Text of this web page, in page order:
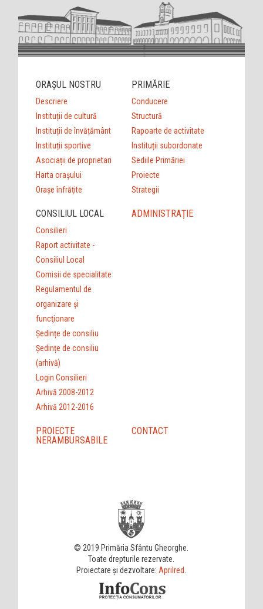
ORAȘUL NOSTRU
Descriere
Instituții de cultură
Instituții de învățământ
Instituții sportive
Asociații de proprietari
Harta orașului
Orașe înfrățite
PRIMĂRIE
Conducere
Structură
Rapoarte de activitate
Instituții subordonate
Sediile Primăriei
Proiecte
Strategii
CONSILIUL LOCAL
Consilieri
Raport activitate -
Consiliul Local
Comisii de specialitate
Regulamentul de
organizare şi
funcţionare
Ședințe de consiliu
Ședințe de consiliu
(arhivă)
Login Consilieri
Arhivă 2008-2012
Arhivă 2012-2016
ADMINISTRAȚIE
PROIECTE
NERAMBURSABILE
CONTACT
© 2019 Primăria Sfântu Gheorghe.
Toate drepturile rezervate.
Proiectare și dezvoltare: Aprilred